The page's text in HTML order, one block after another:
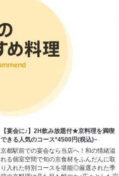
【宴会に♪】2H飲み放題付★京料理を満喫
できる人気のコース*4500円(税込)~
京都駅前での宴会なら当店へ！和の情緒溢
れる個室空間で旬の京食材をふんだんに取
り入れた特別コースを堪能◎厳選された季